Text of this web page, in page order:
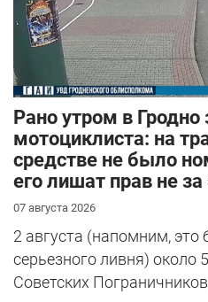
Рано утром в
мотоциклиста: на
средстве не было
его лишат прав не за
07 августа 2026
2 августа (напомним, это
серьезного ливня) около
Советских Пограничников